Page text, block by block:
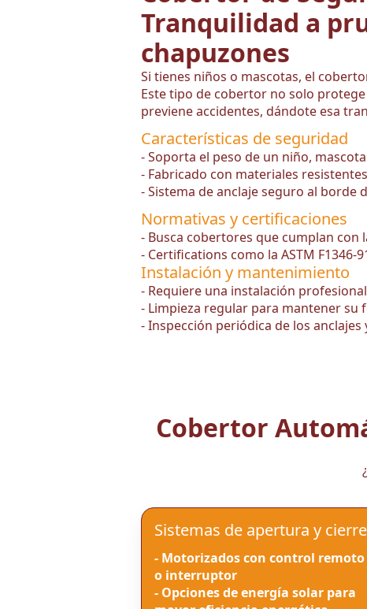
Tranquilidad a
chapuzones
Si tienes niños o mascotas, el
Este tipo de cobertor no solo
previene accidentes, dándote esa
Características de seguridad
- Soporta el peso de un niño,
- Fabricado con materiales
- Sistema de anclaje seguro al borde
Normativas y certificaciones
- Busca cobertores que cumplan con
- Certifications como la ASTM F1346-
Instalación y mantenimiento
- Requiere una instalación
- Limpieza regular para mantener su
- Inspección periódica de los anclajes
Cobertor
Sistemas de apertura y cierre
- Motorizados con control remoto
o interruptor
- Opciones de energía solar para